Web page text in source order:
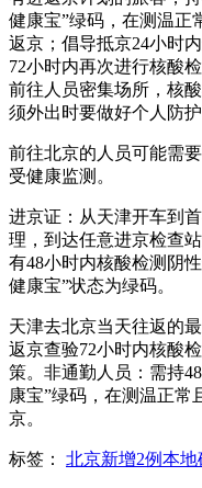
健康宝”绿码，在测温正
返京；倡导抵京24小时
72小时内再次进行核酸
前往人员密集场所，核
须外出时要做好个人防护
前往北京的人员可能需
受健康监测。
进京证：从天津开车到
理，到达任意进京检查
有48小时内核酸检测阴
健康宝”状态为绿码。
天津去北京当天往返的
返京查验72小时内核酸
策。非通勤人员：需持
康宝”绿码，在测温正常
京。
标签： 北京新增2例本地